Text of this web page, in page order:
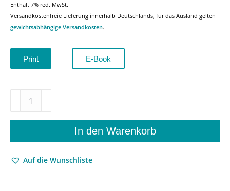
Enthält 7% red. MwSt.
Versandkostenfreie Lieferung innerhalb Deutschlands, für das Ausland gelten
gewichtsabhängige Versandkosten.
Print E-Book
Castellio
–
für
In den Warenkorb
Auf die Wunschliste